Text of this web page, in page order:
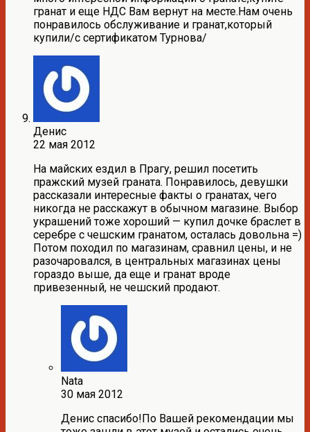
гранат и еще НДС Вам вернут на месте.Нам очень
понравилось обслуживание и гранат,который
купили/с сертификатом Турнова/
Денис
22 мая 2012
На майских ездил в Прагу, решил посетить
пражский музей граната. Понравилось, девушки
рассказали интересные факты о гранатах, чего
никогда не расскажут в обычном магазине. Выбор
украшений тоже хороший — купил дочке браслет в
серебре с чешским гранатом, осталась довольна =)
Потом походил по магазинам, сравнил цены, и не
разочаровался, в центральных магазинах цены
гораздо выше, да еще и гранат вроде
привезенный, не чешский продают.
Nata
30 мая 2012
Денис спасибо!По Вашей рекомендации мы